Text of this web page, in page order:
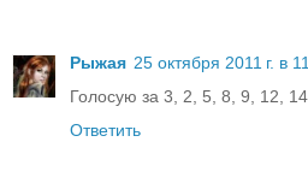
Рыжая 25 октября 2011 г. в
Голосую за 3, 2, 5, 8, 9, 12,
Ответить